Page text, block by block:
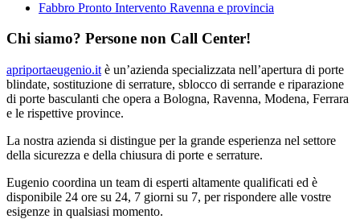
Fabbro Pronto Intervento Ravenna e provincia
Chi siamo? Persone non Call Center!
apriportaeugenio.it è un’azienda specializzata nell’apertura di porte
blindate, sostituzione di serrature, sblocco di serrande e riparazione
di porte basculanti che opera a Bologna, Ravenna, Modena, Ferrara
e le rispettive province.
La nostra azienda si distingue per la grande esperienza nel settore
della sicurezza e della chiusura di porte e serrature.
Eugenio coordina un team di esperti altamente qualificati ed è
disponibile 24 ore su 24, 7 giorni su 7, per rispondere alle vostre
esigenze in qualsiasi momento.